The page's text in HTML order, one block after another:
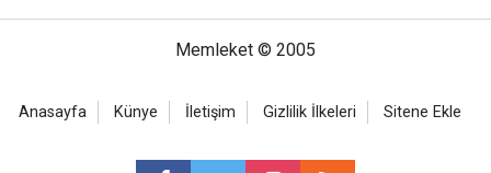
Memleket © 2005
Anasayfa Künye İletişim Gizlilik İlkeleri Sitene Ekle